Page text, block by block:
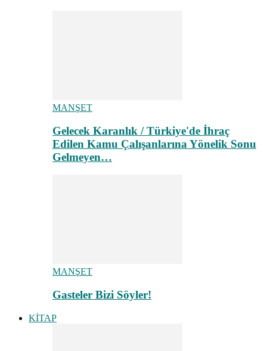
MANŞET
Gelecek Karanlık / Türkiye'de İhraç
Edilen Kamu Çalışanlarına Yönelik Sonu
Gelmeyen…
MANŞET
Gasteler Bizi Söyler!
KİTAP